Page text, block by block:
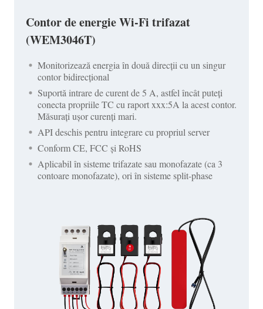
Contor de energie Wi-Fi trifazat
(WEM3046T)
Monitorizează energia în două direcții cu un singur
contor bidirecțional
Suportă intrare de curent de 5 A, astfel încât puteți
conecta propriile TC cu raport xxx:5A la acest contor.
Măsurați ușor curenți mari.
API deschis pentru integrare cu propriul server
Conform CE, FCC și RoHS
Aplicabil în sisteme trifazate sau monofazate (ca 3
contoare monofazate), ori în sisteme split-phase